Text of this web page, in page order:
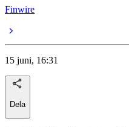
Finwire
15 juni, 16:31
Dela